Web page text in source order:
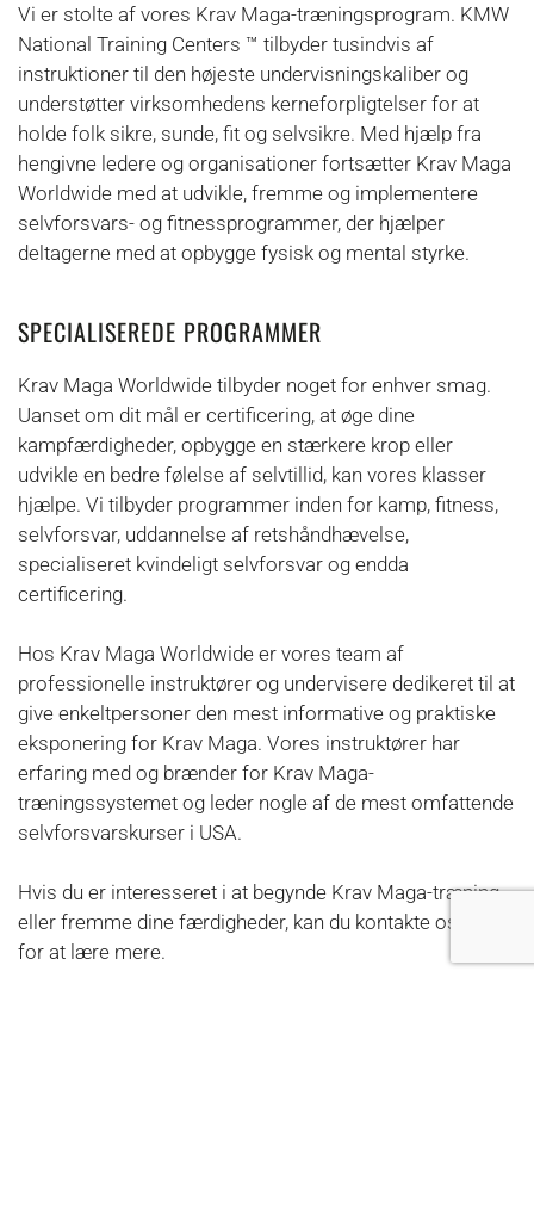
Vi er stolte af vores Krav Maga-træningsprogram. KMW
National Training Centers ™ tilbyder tusindvis af
instruktioner til den højeste undervisningskaliber og
understøtter virksomhedens kerneforpligtelser for at
holde folk sikre, sunde, fit og selvsikre. Med hjælp fra
hengivne ledere og organisationer fortsætter Krav Maga
Worldwide med at udvikle, fremme og implementere
selvforsvars- og fitnessprogrammer, der hjælper
deltagerne med at opbygge fysisk og mental styrke.
SPECIALISEREDE PROGRAMMER
Krav Maga Worldwide tilbyder noget for enhver smag.
Uanset om dit mål er certificering, at øge dine
kampfærdigheder, opbygge en stærkere krop eller
udvikle en bedre følelse af selvtillid, kan vores klasser
hjælpe. Vi tilbyder programmer inden for kamp, fitness,
selvforsvar, uddannelse af retshåndhævelse,
specialiseret kvindeligt selvforsvar og endda
certificering.
Hos Krav Maga Worldwide er vores team af
professionelle instruktører og undervisere dedikeret til at
give enkeltpersoner den mest informative og praktiske
eksponering for Krav Maga. Vores instruktører har
erfaring med og brænder for Krav Maga-
træningssystemet og leder nogle af de mest omfattende
selvforsvarskurser i USA.
Hvis du er interesseret i at begynde Krav Maga-træning
eller fremme dine færdigheder, kan du kontakte os her
for at lære mere.